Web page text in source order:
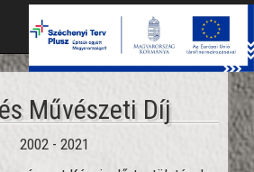
Művészeti Díj
2002 - 2021